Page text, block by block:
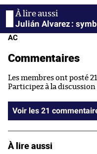
Julián Alvarez :
AC
Commentaires
Les membres ont posté
Participez à la discussion
Voir les 21
À lire aussi